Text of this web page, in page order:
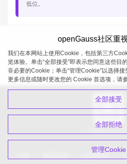
低位。
openGauss 2026-08-07 20:27:02
openGauss社区重
我们在本网站上使用Cookie，包括第三方
览体验。单击“全部接受”即表示您同意这些目
非必要的Cookie；单击“管理Cookie”以选择
更多信息或随时更改您的 Cookie 首选项，请
全部接受
全部拒绝
管理Cookie